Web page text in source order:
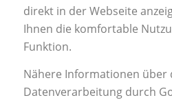
direkt in der Webseite
Ihnen die komfortable
Funktion.
Nähere Informationen über
Datenverarbeitung durch